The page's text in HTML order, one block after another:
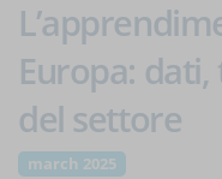
Europa:
del settore
march 2025